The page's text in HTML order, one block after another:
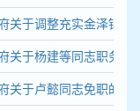
关于调整充实金泽镇土
关于杨建等同志职务任
关于卢懿同志免职的通